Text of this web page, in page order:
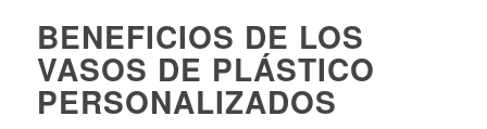
BENEFICIOS DE LOS
VASOS DE PLÁSTICO
PERSONALIZADOS